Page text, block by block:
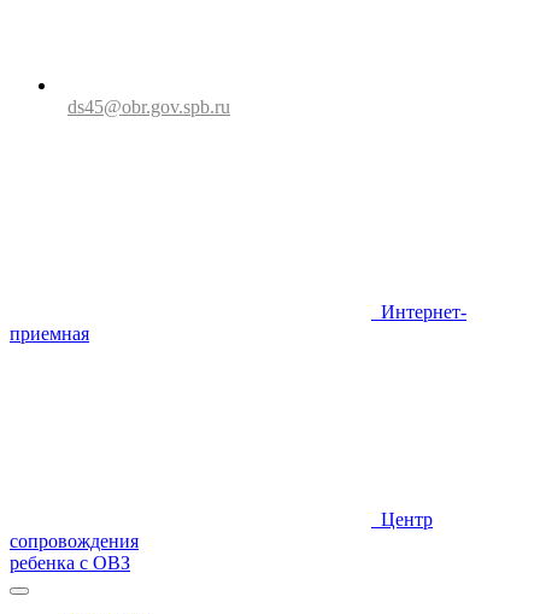
ds45@obr.gov.spb.ru
Интернет-
приемная
Центр
сопровождения
ребенка с ОВЗ